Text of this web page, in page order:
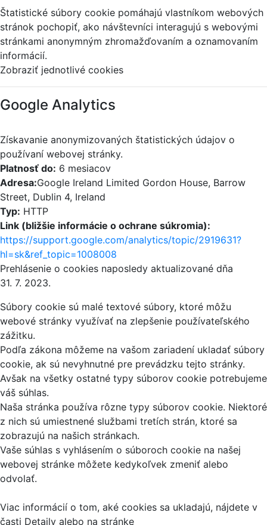
Štatistické súbory cookie pomáhajú vlastníkom webových
stránok pochopiť, ako návštevníci interagujú s webovými
stránkami anonymným zhromažďovaním a oznamovaním
informácií.
Zobraziť jednotlivé cookies
Google Analytics
Získavanie anonymizovaných štatistických údajov o
používaní webovej stránky.
Platnosť do: 6 mesiacov
Adresa:Google Ireland Limited Gordon House, Barrow
Street, Dublin 4, Ireland
Typ: HTTP
Link (bližšie informácie o ochrane súkromia):
https://support.google.com/analytics/topic/2919631?
hl=sk&ref_topic=1008008
Prehlásenie o cookies naposledy aktualizované dňa
31. 7. 2023.
Súbory cookie sú malé textové súbory, ktoré môžu
webové stránky využívať na zlepšenie používateľského
zážitku.
Podľa zákona môžeme na vašom zariadení ukladať súbory
cookie, ak sú nevyhnutné pre prevádzku tejto stránky.
Avšak na všetky ostatné typy súborov cookie potrebujeme
váš súhlas.
Naša stránka používa rôzne typy súborov cookie. Niektoré
z nich sú umiestnené službami tretích strán, ktoré sa
zobrazujú na našich stránkach.
Vaše súhlas s vyhlásením o súboroch cookie na našej
webovej stránke môžete kedykoľvek zmeniť alebo
odvolať.
Viac informácií o tom, aké cookies sa ukladajú, nájdete v
časti Detaily alebo na stránke